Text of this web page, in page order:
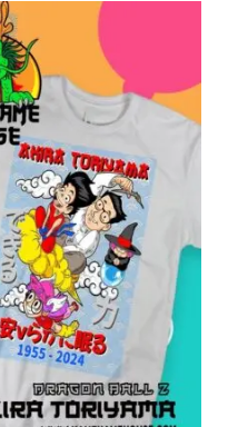
$160.00
through
$280.00